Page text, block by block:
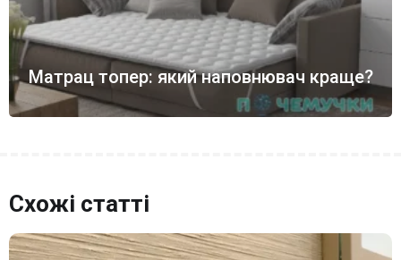
Матрац топер: який наповнювач краще?
Схожі статті